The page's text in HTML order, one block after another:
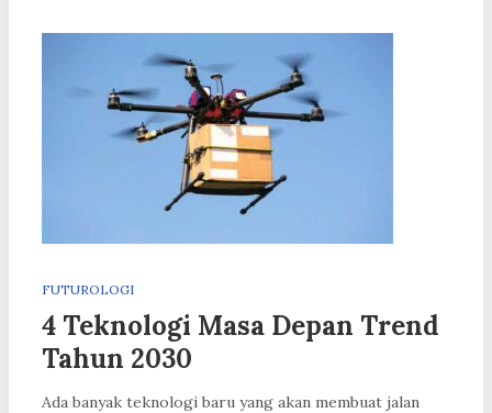
FUTUROLOGI
4 Teknologi Masa Depan Trend
Tahun 2030
Ada banyak teknologi baru yang akan membuat jalan